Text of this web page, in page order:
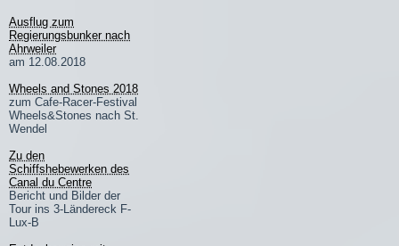
Ausflug zum
Regierungsbunker nach
Ahrweiler
am 12.08.2018
Wheels and Stones 2018
zum Cafe-Racer-Festival
Wheels&Stones nach St.
Wendel
Zu den
Schiffshebewerken des
Canal du Centre
Bericht und Bilder der
Tour ins 3-Ländereck F-
Lux-B